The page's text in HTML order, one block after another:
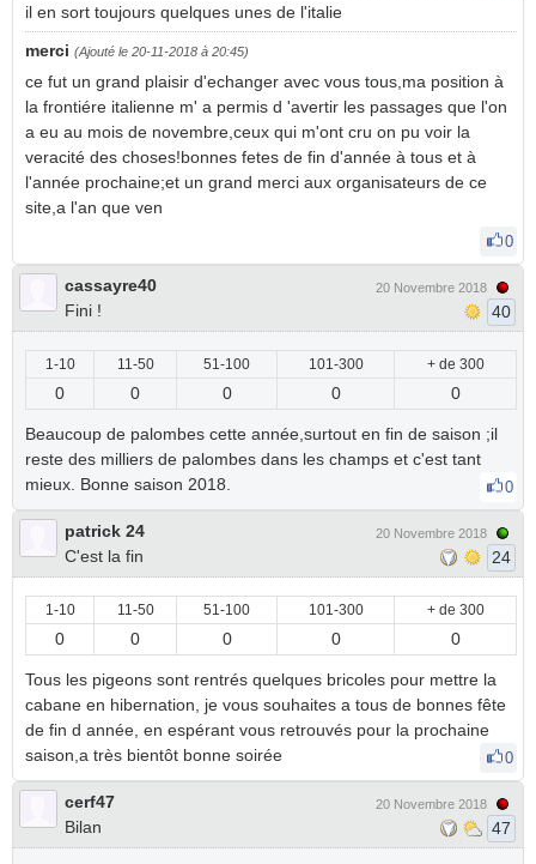
il en sort toujours quelques unes de l'italie
merci (Ajouté le 20-11-2018 à 20:45)
ce fut un grand plaisir d'echanger avec vous tous,ma position à
la frontiére italienne m' a permis d 'avertir les passages que l'on
a eu au mois de novembre,ceux qui m'ont cru on pu voir la
veracité des choses!bonnes fetes de fin d'année à tous et à
l'année prochaine;et un grand merci aux organisateurs de ce
site,a l'an que ven
0
cassayre40
Fini !
20 Novembre 2018
40
1-10 11-50 51-100 101-300 + de 300
0 0 0 0 0
Beaucoup de palombes cette année,surtout en fin de saison ;il
reste des milliers de palombes dans les champs et c'est tant
mieux. Bonne saison 2018.
0
patrick 24
C'est la fin
20 Novembre 2018
24
1-10 11-50 51-100 101-300 + de 300
0 0 0 0 0
Tous les pigeons sont rentrés quelques bricoles pour mettre la
cabane en hibernation, je vous souhaites a tous de bonnes fête
de fin d année, en espérant vous retrouvés pour la prochaine
saison,a très bientôt bonne soirée
0
cerf47
Bilan
20 Novembre 2018
47